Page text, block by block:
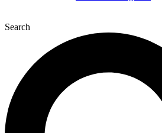
Search